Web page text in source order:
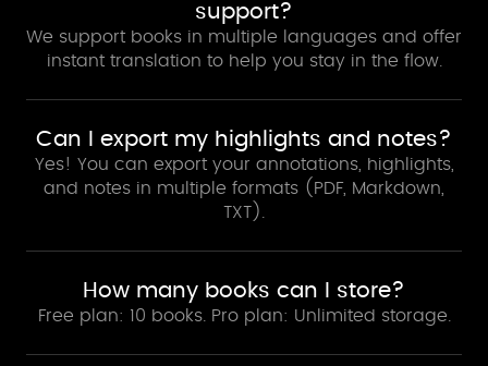
support?
We support books in multiple languages and offer
instant translation to help you stay in the flow.
Can I export my highlights and notes?
Yes! You can export your annotations, highlights,
and notes in multiple formats (PDF, Markdown,
TXT).
How many books can I store?
Free plan: 10 books. Pro plan: Unlimited storage.